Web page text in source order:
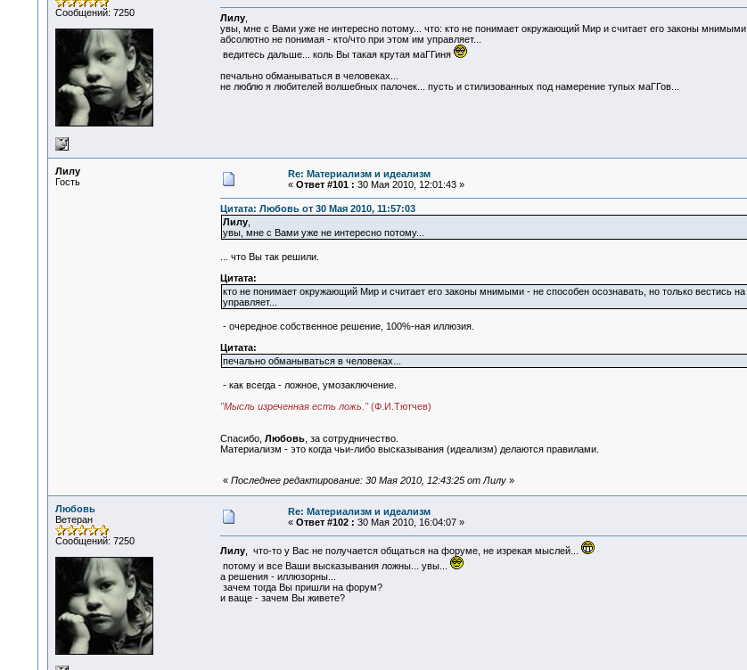
Сообщений: 7250
Лилу,
увы, мне с Вами уже не интересно потому... что: кто не понимает окружающий Мир и считает его законы мнимыми
абсолютно не понимая - кто/что при этом им управляет...
ведитесь дальше... коль Вы такая крутая маГГиня
печально обманываться в человеках...
не люблю я любителей волшебных палочек... пусть и стилизованных под намерение тупых маГГов...
Лилу
Гость
Re: Материализм и идеализм
« Ответ #101 : 30 Мая 2010, 12:01:43 »
Цитата: Любовь от 30 Мая 2010, 11:57:03
Лилу,
увы, мне с Вами уже не интересно потому...
... что Вы так решили.
Цитата:
кто не понимает окружающий Мир и считает его законы мнимыми - не способен осознавать, но только вестись
управляет...
- очередное собственное решение, 100%-ная иллюзия.
Цитата:
печально обманываться в человеках...
- как всегда - ложное, умозаключение.
"Мысль изреченная есть ложь."(Ф.И.Тютчев)
Спасибо, Любовь, за сотрудничество.
Материализм - это когда чьи-либо высказывания (идеализм) делаются правилами.
« Последнее редактирование: 30 Мая 2010, 12:43:25 от Лилу»
Любовь
Ветеран
Сообщений: 7250
Re: Материализм и идеализм
« Ответ #102 : 30 Мая 2010, 16:04:07 »
Лилу, что-то у Вас не получается общаться на форуме, не изрекая мыслей...
потому и все Ваши высказывания ложны... увы...
а решения - иллюзорны...
зачем тогда Вы пришли на форум?
и ваще - зачем Вы живете?